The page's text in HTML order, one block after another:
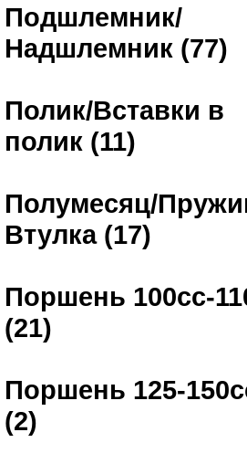
Подшлемник/
Надшлемник (77)
Полик/Вставки в
полик (11)
Полумесяц/
Втулка (17)
Поршень 100сс-
(21)
Поршень 125-
(2)